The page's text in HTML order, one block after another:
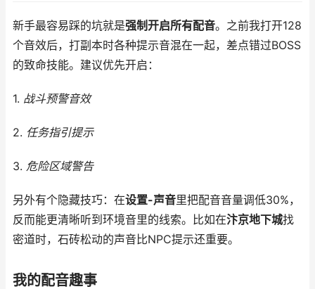
新手最容易踩的坑就是强制开启所有配音。之前我打开128
个音效后，打副本时各种提示音混在一起，差点错过BOSS
的致命技能。建议优先开启：
1. 战斗预警音效
2. 任务指引提示
3. 危险区域警告
另外有个隐藏技巧：在设置-声音里把配音音量调低30%，
反而能更清晰听到环境音里的线索。比如在汴京地下城找
密道时，石砖松动的声音比NPC提示还重要。
我的配音趣事